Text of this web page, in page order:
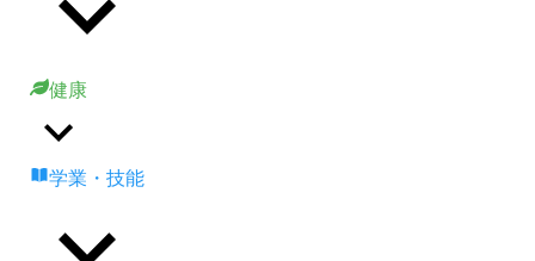
健康
学業・技能